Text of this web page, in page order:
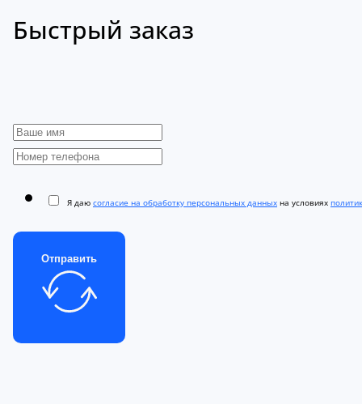
Быстрый заказ
Я даю согласие на обработку персональных данных на условиях
Отправить